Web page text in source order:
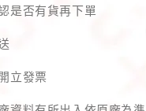
是否有貨再下單
立發票